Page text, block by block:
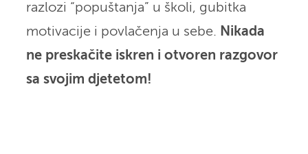
razlozi “popuštanja” u školi, gubitka
motivacije i povlačenja u sebe. Nikada
ne preskačite iskren i otvoren razgovor
sa svojim djetetom!